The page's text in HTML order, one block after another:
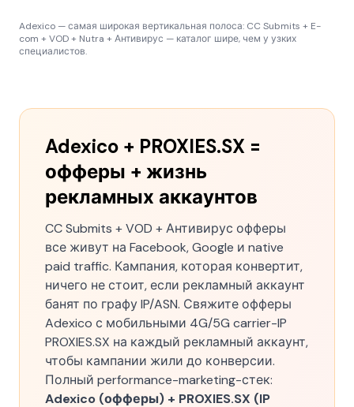
Adexico — самая широкая вертикальная полоса: CC Submits + E-
com + VOD + Nutra + Антивирус — каталог шире, чем у узких
специалистов.
Adexico + PROXIES.SX =
офферы + жизнь
рекламных аккаунтов
CC Submits + VOD + Антивирус офферы
все живут на Facebook, Google и native
paid traffic. Кампания, которая конвертит,
ничего не стоит, если рекламный аккаунт
банят по графу IP/ASN. Свяжите офферы
Adexico с мобильными 4G/5G carrier-IP
PROXIES.SX на каждый рекламный аккаунт,
чтобы кампании жили до конверсии.
Полный performance-marketing-стек:
Adexico (офферы) + PROXIES.SX (IP